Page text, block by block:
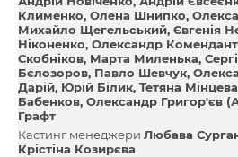
Клименко Олена Шнипко
Михайло Щегельський Євгенія
Ніконенко Олександр
Скобніков Марта Миленька
Бєлозоров Павло Шевчук
Дарій Юрій Білик Тетяна Мінцева
Бабенков Олександр Григор'єв
Графт
Кастинг менеджери Любава
Крістіна Козирєва